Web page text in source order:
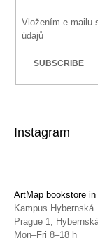
Vložením e-mailu
údajů
SUBSCRIBE
Instagram
ArtMap bookstore in
Kampus Hybernská
Prague 1,
Mon–Fri 8–18 h